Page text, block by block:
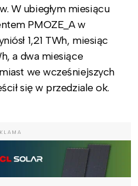
W ubiegłym miesiącu
PMOZE_A w
1,21 TWh, miesiąc
a dwa miesiące
we wcześniejszych
się w przedziale ok.